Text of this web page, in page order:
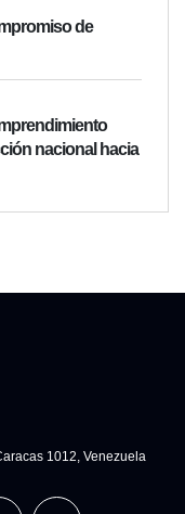
de
nacional hacia
1012, Venezuela